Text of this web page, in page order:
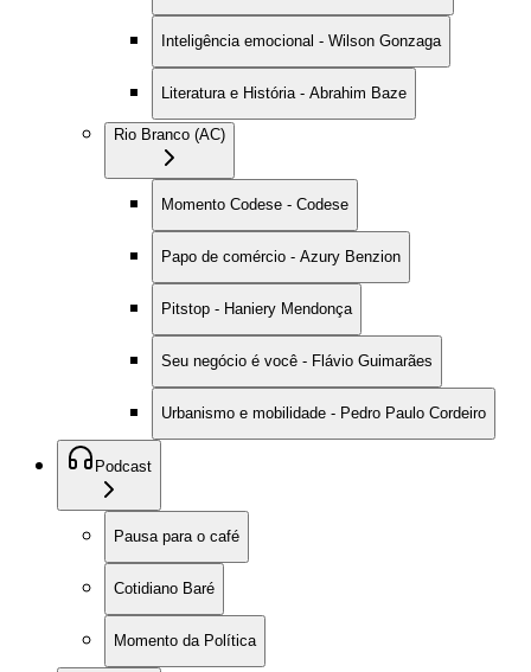
Inteligência emocional - Wilson Gonzaga
Literatura e História - Abrahim Baze
Rio Branco (AC)
Momento Codese - Codese
Papo de comércio - Azury Benzion
Pitstop - Haniery Mendonça
Seu negócio é você - Flávio Guimarães
Urbanismo e mobilidade - Pedro Paulo Cordeiro
Podcast
Pausa para o café
Cotidiano Baré
Momento da Política